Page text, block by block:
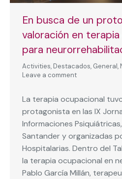
En busca de un
valoración en
para
Activities, Destacados, General,
Leave a comment
La terapia ocupacional
protagonista en las IX
Informaciones
Santander y organizadas
Hospitalarias. Dentro del
la terapia ocupacional en
Pablo García Millán,